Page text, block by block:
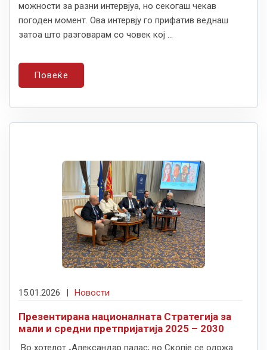
можности за разни интервјуа, но секогаш чекав
погоден момент. Ова интервју го прифатив веднаш
затоа што разговарам со човек кој ...
Повеќе
15.01.2026 | Новости
Презентирана националната Стратегија за
мали и средни претпријатија 2025 – 2030
Во хотелот „Александар палас; во Скопје се одржа